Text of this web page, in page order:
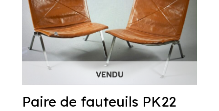
Paire de fauteuils PK22